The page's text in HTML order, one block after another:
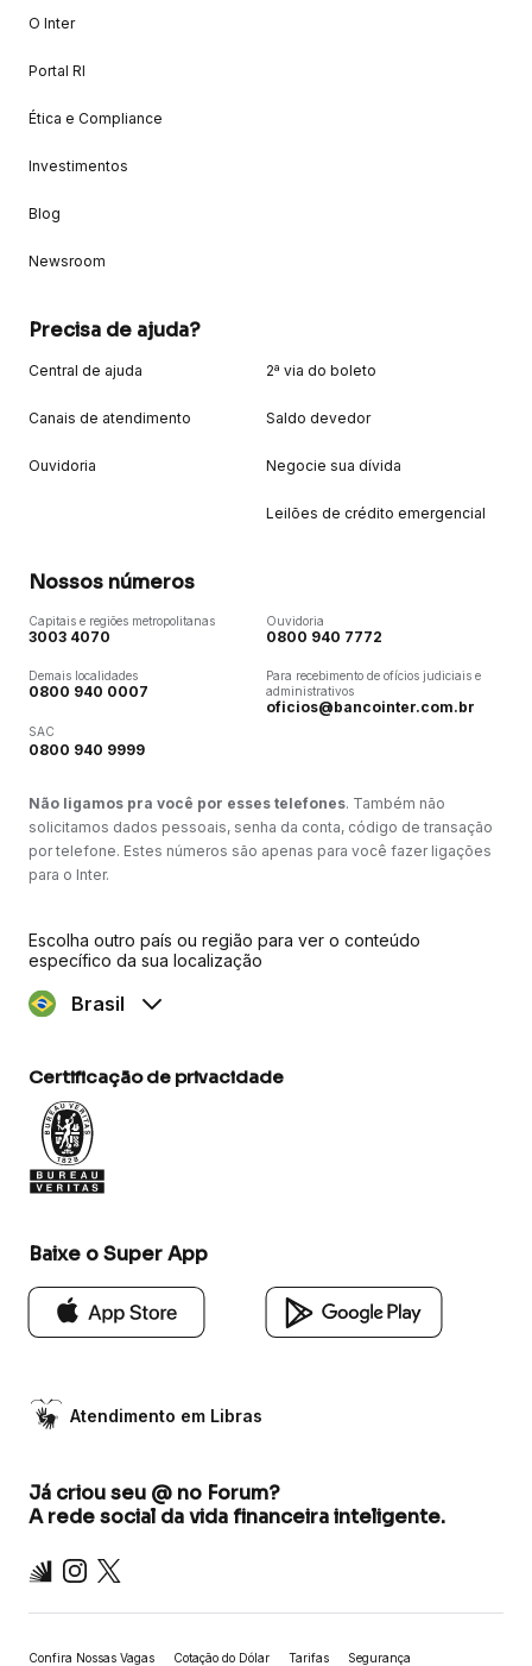
O Inter
Portal RI
Ética e Compliance
Investimentos
Blog
Newsroom
Precisa de ajuda?
Central de ajuda
Canais de atendimento
Ouvidoria
2ª via do boleto
Saldo devedor
Negocie sua dívida
Leilões de crédito emergencial
Nossos números
Capitais e regiões metropolitanas
3003 4070
Demais localidades
0800 940 0007
SAC
0800 940 9999
Ouvidoria
0800 940 7772
Para recebimento de ofícios judiciais e
administrativos
oficios@bancointer.com.br
Não ligamos pra você por esses telefones. Também não
solicitamos dados pessoais, senha da conta, código de transação
por telefone. Estes números são apenas para você fazer ligações
para o Inter.
Escolha outro país ou região para ver o conteúdo
específico da sua localização
Brasil
Certificação de privacidade
Baixe o Super App
Atendimento em Libras
Já criou seu @ no Forum?
A rede social da vida financeira inteligente.
Inter Instagram
X
Confira Nossas Vagas Cotação do Dólar Tarifas Segurança